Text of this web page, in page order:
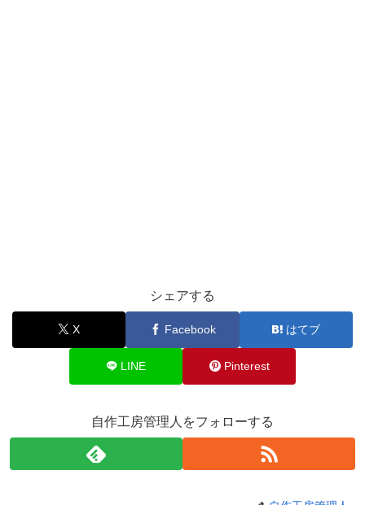
シェアする
X Facebook はてブ
LINE Pinterest
自作工房管理人をフォローする